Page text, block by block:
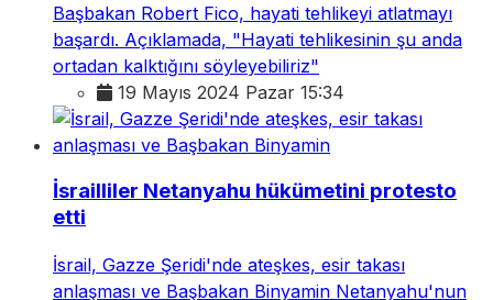
Başbakan Robert Fico, hayati tehlikeyi atlatmayı
başardı. Açıklamada, "Hayati tehlikesinin şu anda
ortadan kalktığını söyleyebiliriz"
19 Mayıs 2024 Pazar 15:34
İsrailliler Netanyahu hükümetini protesto
etti
İsrail, Gazze Şeridi'nde ateşkes, esir takası
anlaşması ve Başbakan Binyamin Netanyahu'nun